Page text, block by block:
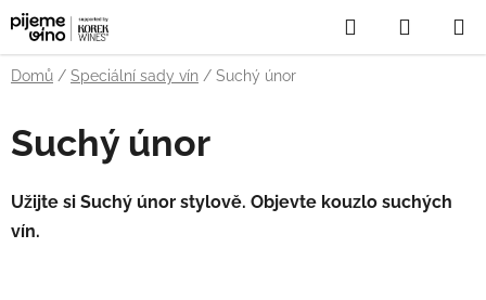
Přejít
na
obsah
Hledat
KOŠÍK
Domů / Speciální sady vín / Suchý únor
Suchý únor
Užijte si Suchý únor stylově. Objevte kouzlo suchých
vín.